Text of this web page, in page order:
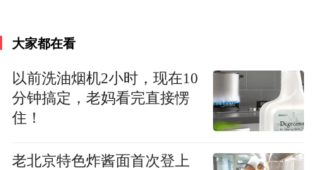
大家都在看
以前洗油烟机2小时，现在10
分钟搞定，老妈看完直接愣
住！
老北京特色炸酱面首次登上